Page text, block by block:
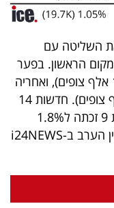
12 המשיכה את השליטה עם
המקום הראשון. בפער
ניכר הגיעה חדשות 13 עם 7.3% (190 אלף צופים), ואחריה
חדשות 11 של כאן עם 5.8% (147 אלף צופים). חדשות 14
קיבלה 4.9% (116 אלף צופים), חדשות 9 זכתה ל1.8%
(35.4 אלף צופים), ובמקום האחרון מגזין הערב ב-i24NEWS